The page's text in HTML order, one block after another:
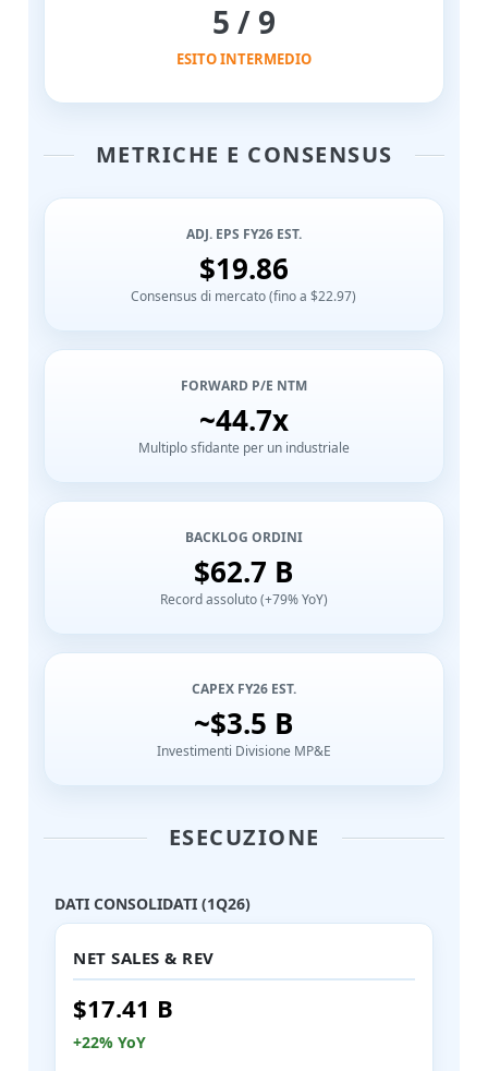
5 / 9
ESITO INTERMEDIO
METRICHE E CONSENSUS
ADJ. EPS FY26 EST.
$19.86
Consensus di mercato (fino a $22.97)
FORWARD P/E NTM
~44.7x
Multiplo sfidante per un industriale
BACKLOG ORDINI
$62.7 B
Record assoluto (+79% YoY)
CAPEX FY26 EST.
~$3.5 B
Investimenti Divisione MP&E
ESECUZIONE
DATI CONSOLIDATI (1Q26)
NET SALES & REV
$17.41 B
+22% YoY